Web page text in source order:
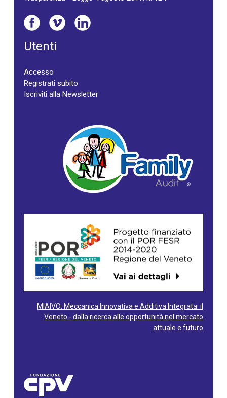
Utenti
Accesso
Registrati subito
Iscriviti alla Newsletter
MIAIVO: Meccanica Innovativa e Additiva Integrata: il
Veneto - dalla ricerca alle opportunità nel mercato
attuale e futuro